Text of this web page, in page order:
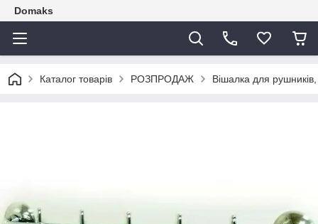
Domaks
Каталог товарів РОЗПРОДАЖ Вішалка для